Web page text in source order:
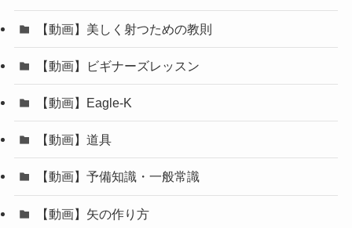
【動画】美しく射つための教則
【動画】ビギナーズレッスン
【動画】Eagle-K
【動画】道具
【動画】予備知識・一般常識
【動画】矢の作り方